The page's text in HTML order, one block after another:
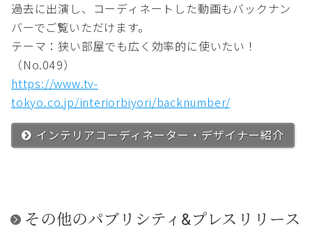
過去に出演し、コーディネートした動画もバックナン
バーでご覧いただけます。
テーマ：狭い部屋でも広く効率的に使いたい！
（No.049）
https://www.tv-
tokyo.co.jp/interiorbiyori/backnumber/
インテリアコーディネーター・デザイナー紹介
その他のパブリシティ&プレスリリース